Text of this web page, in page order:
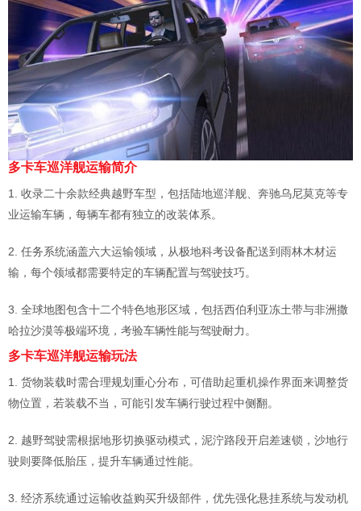
多卡车巡洋舰运输简介
1. 收录二十余款经典越野车型，包括陆地巡洋舰、奔驰乌尼莫克等专
业运输车辆，每辆车都有独立的改装体系。
2. 任务系统涵盖六大运输领域，从极地科考设备配送到雨林木材运
输，每个领域都需要特定的车辆配置与驾驶技巧。
3. 全球地图包含十二个特色地形区域，包括西伯利亚冻土带与非洲撒
哈拉沙漠等极端环境，考验车辆性能与驾驶耐力。
多卡车巡洋舰运输玩法
1. 货物装载时需合理规划重心分布，可借助起重机操作界面来调整货
物位置，若装载不当，可能引发车辆行驶过程中侧翻。
2. 越野驾驶需根据地形切换驱动模式，泥泞路段开启差速锁，沙地行
驶则要降低胎压，提升车辆通过性能。
3. 经济系统通过运输收益购买升级部件，优先强化悬挂系统与发动机